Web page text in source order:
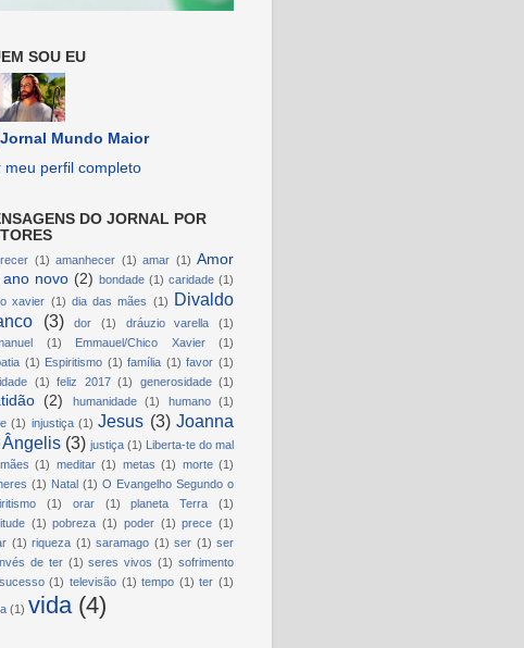
SOU EU
Jornal Mundo Maior
meu perfil completo
DO JORNAL POR
(1) amanhecer (1) amar (1) Amor
ano novo (2) bondade (1) caridade (1)
xavier (1) dia das mães (1) Divaldo
(3) dor (1) dráuzio varella
(1)
(1) Emmauel/Chico Xavier
(1)
(1) Espiritismo (1) família (1) favor (1)
(1) feliz 2017 (1) generosidade (1)
(2) humanidade (1) humano
(1)
(1) injustiça (1) Jesus (3) Joanna
(3) justiça (1)
Liberta-te do mal
mães (1) meditar (1) metas (1) morte (1)
(1) Natal (1) O Evangelho Segundo o
(1) orar (1) planeta Terra
(1)
(1) pobreza (1) poder (1) prece (1)
(1) riqueza (1) saramago (1) ser (1) ser
de ter (1) seres vivos (1) sofrimento
sucesso (1) televisão (1) tempo (1) ter (1)
(1) vida (4)